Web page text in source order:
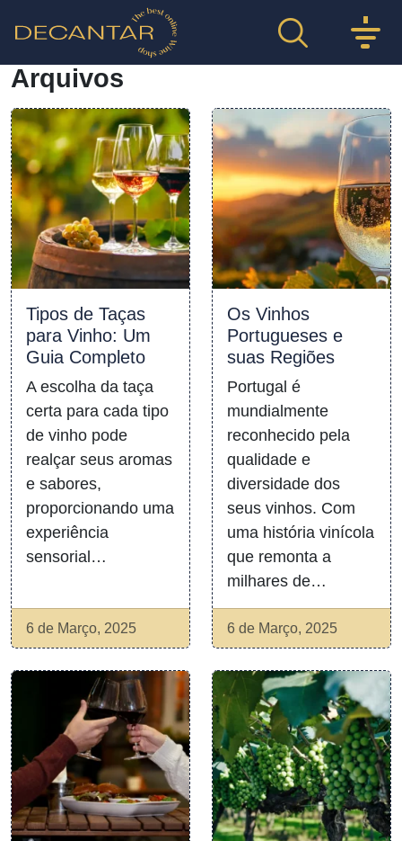
Arquivos
Tipos de Taças
para Vinho: Um
Guia Completo
A escolha da taça
certa para cada tipo
de vinho pode
realçar seus aromas
e sabores,
proporcionando uma
experiência
sensorial…
6 de Março, 2025
Os Vinhos
Portugueses e
suas Regiões
Portugal é
mundialmente
reconhecido pela
qualidade e
diversidade dos
seus vinhos. Com
uma história vinícola
que remonta a
milhares de…
6 de Março, 2025